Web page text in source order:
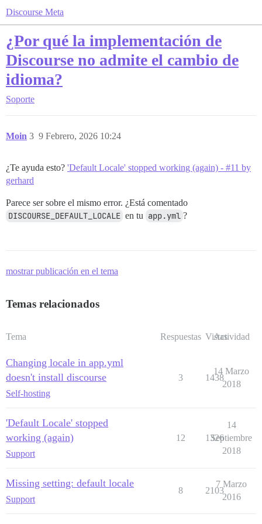
Discourse Meta
¿Por qué la implementación de
Discourse no admite el cambio de
idioma?
Soporte
Moin 9 Febrero, 2026 10:24
3
¿Te ayuda esto? 'Default Locale' stopped working (again) - #11 by
gerhard
Parece ser sobre el mismo error. ¿Está comentado
DISCOURSE_DEFAULT_LOCALE en tu app.yml ?
mostrar publicación en el tema
Temas relacionados
Tema Respuestas Vistas
Actividad
Changing locale in app.yml
doesn't install discourse
Self-hosting
3 1438
14 Marzo
2018
'Default Locale' stopped
working (again)
Support
12 1326
14
Septiembre
2018
Missing setting: default locale
Support
8 2103
7 Marzo
2016